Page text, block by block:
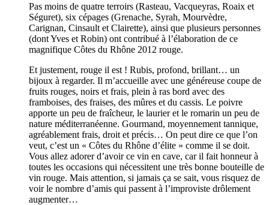
Pas moins de quatre terroirs (Rasteau, Vacqueyras, Roaix et
Séguret), six cépages (Grenache, Syrah, Mourvèdre,
Carignan, Cinsault et Clairette), ainsi que plusieurs personnes
(dont Yves et Robin) ont contribué à l’élaboration de ce
magnifique Côtes du Rhône 2012 rouge.
Et justement, rouge il est ! Rubis, profond, brillant… un
bijoux à regarder. Il m’accueille avec une généreuse coupe de
fruits rouges, noirs et frais, plein à ras bord avec des
framboises, des fraises, des mûres et du cassis. Le poivre
apporte un peu de fraîcheur, le laurier et le romarin un peu de
nature méditerranéenne. Gourmand, moyennement tannique,
agréablement frais, droit et précis… On peut dire ce que l’on
veut, c’est un « Côtes du Rhône d’élite » comme il se doit.
Vous allez adorer d’avoir ce vin en cave, car il fait honneur à
toutes les occasions qui nécessitent une très bonne bouteille de
vin rouge. Mais attention, si jamais ça se sait, vous risquez de
voir le nombre d’amis qui passent à l’improviste drôlement
augmenter…